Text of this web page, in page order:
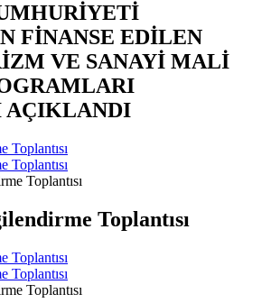
FİNANSE EDİLEN
VE SANAYİ MALİ
AÇIKLANDI
Toplantısı
Toplantısı
Toplantısı
Toplantısı
Toplantısı